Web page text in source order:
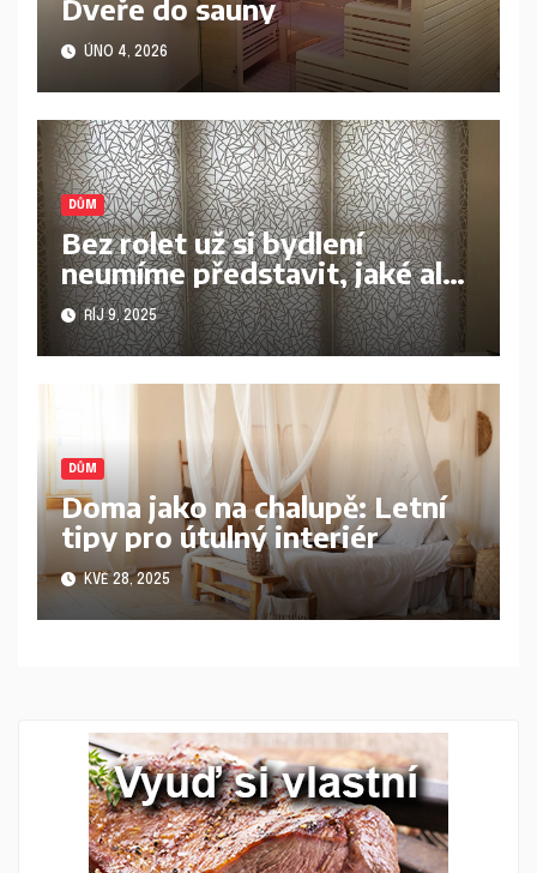
Dveře do sauny
ÚNO 4, 2026
DŮM
Bez rolet už si bydlení
neumíme představit, jaké ale
vybrat?
ŘÍJ 9, 2025
DŮM
Doma jako na chalupě: Letní
tipy pro útulný interiér
KVĚ 28, 2025